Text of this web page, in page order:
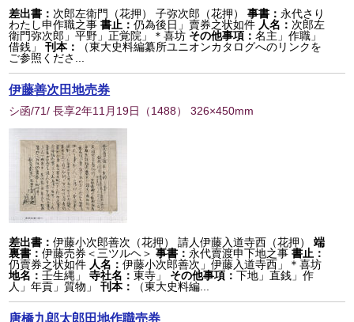
差出書： 次郎左衛門（花押） 子弥次郎（花押） 事書： 永代さり
わたし申作職之事書止：仍為後日」賣券之状如件 人名： 次郎左
衛門弥次郎」平野」正覚院」＊喜坊 その他事項：名主」作職」
借銭」刊本：
（東大史料編纂所ユニオンカタログへのリンクを
ご参照くださ...
伊藤善次田地売券
シ函/71/ 長享2年11月19日 （1488） 326×450mm
差出書：伊藤小次郎善次（花押） 請人伊藤入道寺西（花押）
端
裏書：伊藤売券＜三ツルヘ＞ 事書： 永代賣渡申下地之事書止：
仍賣券之状如件 人名：伊藤小次郎善次」伊藤入道寺西」＊喜坊
地名：壬生縄」 寺社名：東寺」 その他事項：下地」直銭」作
人」年貢」質物」刊本： （東大史料編...
唐橋九郎太郎田地作職売券